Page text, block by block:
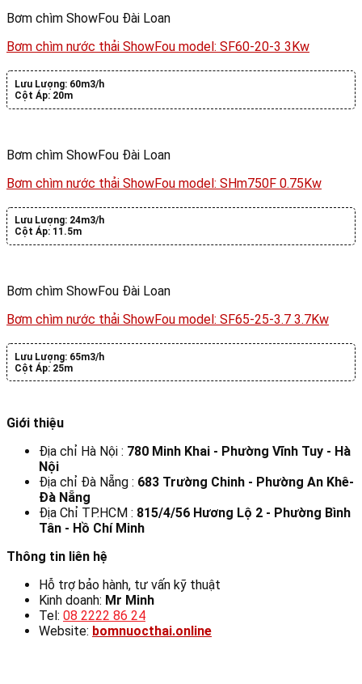
Bơm chìm ShowFou Đài Loan
Bơm chìm nước thải ShowFou model: SF60-20-3 3Kw
Lưu Lượng: 60m3/h
Cột Áp: 20m
Bơm chìm ShowFou Đài Loan
Bơm chìm nước thải ShowFou model: SHm750F 0.75Kw
Lưu Lượng: 24m3/h
Cột Áp: 11.5m
Bơm chìm ShowFou Đài Loan
Bơm chìm nước thải ShowFou model: SF65-25-3.7 3.7Kw
Lưu Lượng: 65m3/h
Cột Áp: 25m
Giới thiệu
Địa chỉ Hà Nội : 780 Minh Khai - Phường Vĩnh Tuy - Hà
Nội
Địa chỉ Đà Nẵng : 683 Trường Chinh - Phường An Khê-
Đà Nẵng
Địa Chỉ TP.HCM : 815/4/56 Hương Lộ 2 - Phường Bình
Tân - Hồ Chí Minh
Thông tin liên hệ
Hỗ trợ bảo hành, tư vấn kỹ thuật
Kinh doanh: Mr Minh
Tel: 08 2222 86 24
Website: bomnuocthai.online